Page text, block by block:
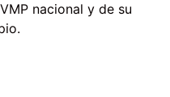
nacional y de su